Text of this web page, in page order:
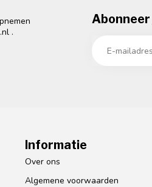
.
Informatie
Over ons
Algemene voorwaarden